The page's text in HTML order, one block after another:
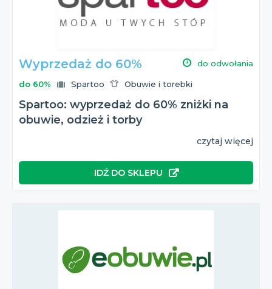
Wyprzedaż do 60% do odwołania
do 60% Spartoo Obuwie i torebki
Spartoo: wyprzedaż do 60% zniżki na
obuwie, odzież i torby
czytaj więcej
IDŹ DO SKLEPU